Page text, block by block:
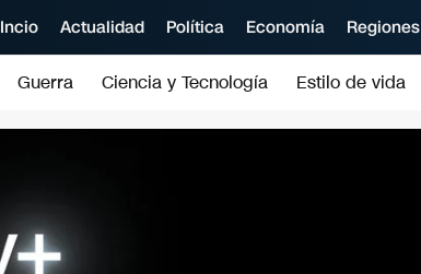
Incio Actualidad Política Economía Regiones
Guerra Ciencia y Tecnología Estilo de vida